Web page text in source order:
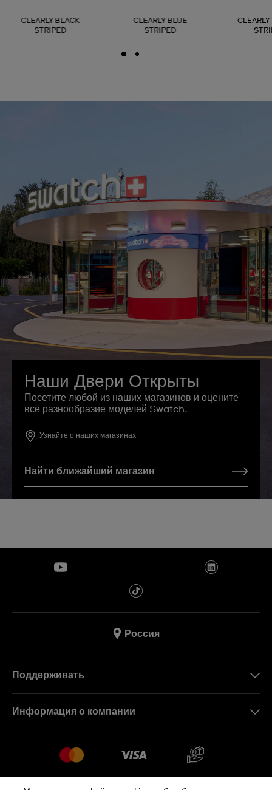
CLEARLY BLACK
STRIPED
CLEARLY BLUE
STRIPED
Наши Двери Открыты
Посетите любой из наших магазинов и оцените
всё разнообразие моделей Swatch.
Узнайте о наших магазинах
Найти ближайший магазин
Россия
Поддерживать
Информация о компании
Работа в Swatch
Sitemap